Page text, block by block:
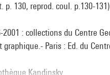
p. 130, reprod. coul. p.130-131)
: collections du Centre
Paris : Ed. du
Kandinsky